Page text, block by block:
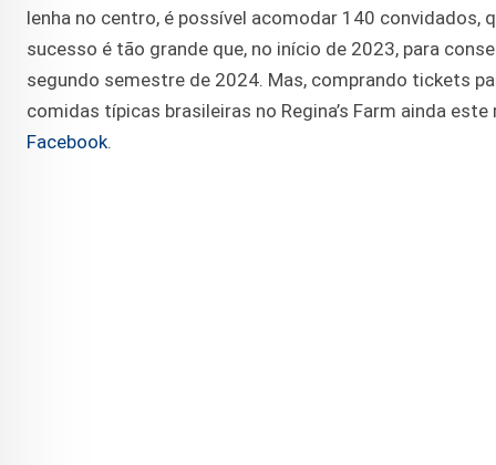
lenha no centro, é possível acomodar 140 convidados,
sucesso é tão grande que, no início de 2023, para
segundo semestre de 2024. Mas, comprando tickets
comidas típicas brasileiras no Regina’s Farm ainda
Facebook.